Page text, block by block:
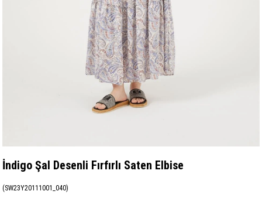
İndigo Şal Desenli Fırfırlı Saten Elbise
(SW23Y20111001_040)